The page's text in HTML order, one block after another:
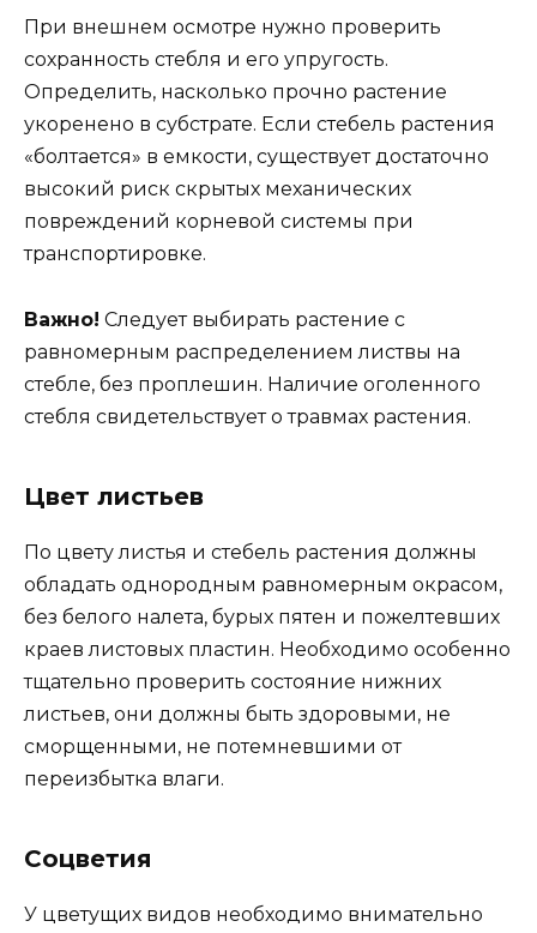
При внешнем осмотре нужно проверить
сохранность стебля и его упругость.
Определить, насколько прочно растение
укоренено в субстрате. Если стебель растения
«болтается» в емкости, существует достаточно
высокий риск скрытых механических
повреждений корневой системы при
транспортировке.
Важно! Следует выбирать растение с
равномерным распределением листвы на
стебле, без проплешин. Наличие оголенного
стебля свидетельствует о травмах растения.
Цвет листьев
По цвету листья и стебель растения должны
обладать однородным равномерным окрасом,
без белого налета, бурых пятен и пожелтевших
краев листовых пластин. Необходимо особенно
тщательно проверить состояние нижних
листьев, они должны быть здоровыми, не
сморщенными, не потемневшими от
переизбытка влаги.
Соцветия
У цветущих видов необходимо внимательно